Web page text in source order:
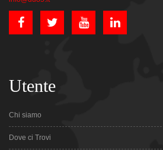
Utente
Chi siamo
Dove ci Trovi